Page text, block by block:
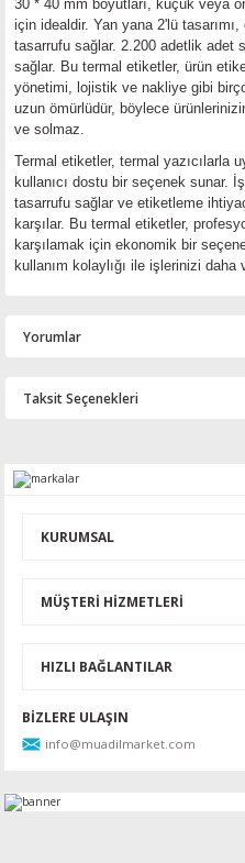
30 * 40 mm boyutları, küçük veya
için idealdir. Yan yana 2'lü
tasarrufu sağlar. 2.200 adetlik adet
sağlar. Bu termal etiketler, ürün
yönetimi, lojistik ve nakliye gibi
uzun ömürlüdür, böylece
ve solmaz.
Termal etiketler, termal yazıcılarla
kullanıcı dostu bir seçenek sunar.
tasarrufu sağlar ve etiketleme
karşılar. Bu termal etiketler,
karşılamak için ekonomik bir
kullanım kolaylığı ile işlerinizi
Yorumlar
Taksit Seçenekleri
KURUMSAL
MÜŞTERİ HİZMETLERİ
HIZLI BAĞLANTILAR
BİZLERE ULAŞIN
info@muadilmarket.com